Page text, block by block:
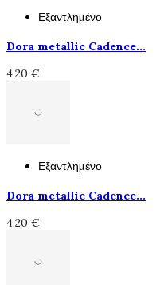
Εξαντλημένο
Dora metallic Cadence...
4,20 €
Εξαντλημένο
Dora metallic Cadence...
4,20 €